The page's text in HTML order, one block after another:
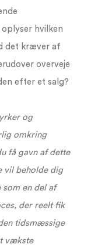
hvilken
det kræver af
overveje
efter et salg?
og
omkring
få gavn af dette
vil beholde dig
som en del af
der reelt fik
tidsmæssige
vækste